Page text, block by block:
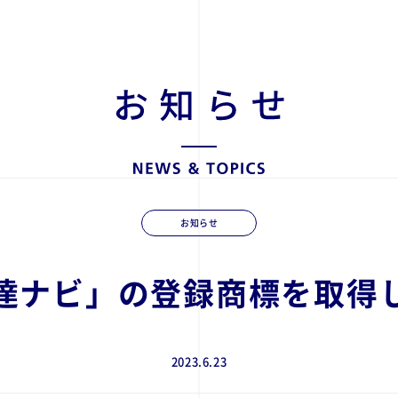
お知らせ
ナビ」の登録商標を取得
2023.6.23